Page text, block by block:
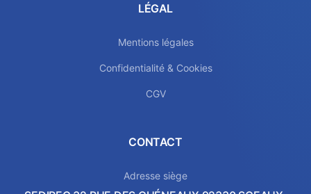
LÉGAL
Mentions légales
Confidentialité & Cookies
CGV
CONTACT
Adresse siège